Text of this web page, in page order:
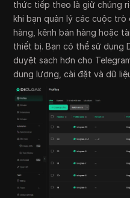
thức tiếp theo là giữ chúng
khi bạn quản lý các cuộc trò
hàng, kênh bán hàng hoặc
thiết bị. Bạn có thể sử dụng
duyệt sạch hơn cho
dung lượng, cài đặt và dữ